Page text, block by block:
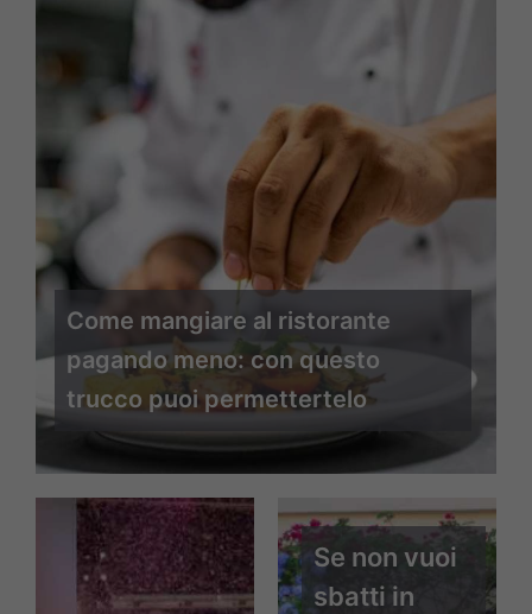
Come mangiare al ristorante
pagando meno: con questo
trucco puoi permettertelo
Se non vuoi
sbatti in